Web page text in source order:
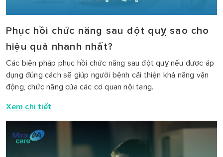
Phục hồi chức năng sau đột quỵ sao cho
hiệu quả nhanh nhất?
Các biện pháp phục hồi chức năng sau đột quỵ nếu được áp
dụng đúng cách sẽ giúp người bệnh cải thiện khả năng vận
động, chức năng của các cơ quan nội tạng.
Xem chi tiết